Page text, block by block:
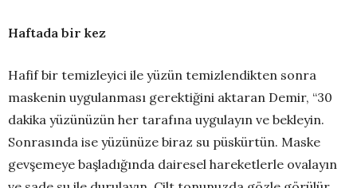
Haftada bir kez
Hafif bir temizleyici ile yüzün temizlendikten sonra
maskenin uygulanması gerektiğini aktaran Demir, “30
dakika yüzünüzün her tarafına uygulayın ve bekleyin.
Sonrasında ise yüzünüze biraz su püskürtün. Maske
gevşemeye başladığında dairesel hareketlerle ovalayın